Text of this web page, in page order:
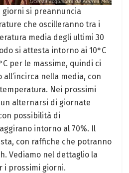
giorni si preannuncia
che oscilleranno tra i
media degli ultimi 30
si attesta intorno ai 10°C
per le massime, quindi ci
nella media, con
Nei prossimi
alternarsi di giornate
possibilità di
intorno al 70%. Il
con raffiche che potranno
Vediamo nel dettaglio la
i prossimi giorni.